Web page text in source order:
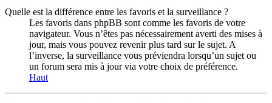
Quelle est la différence entre les favoris et la surveillance ?
Les favoris dans phpBB sont comme les favoris de votre
navigateur. Vous n’êtes pas nécessairement averti des mises à
jour, mais vous pouvez revenir plus tard sur le sujet. A
l’inverse, la surveillance vous préviendra lorsqu’un sujet ou
un forum sera mis à jour via votre choix de préférence.
Haut